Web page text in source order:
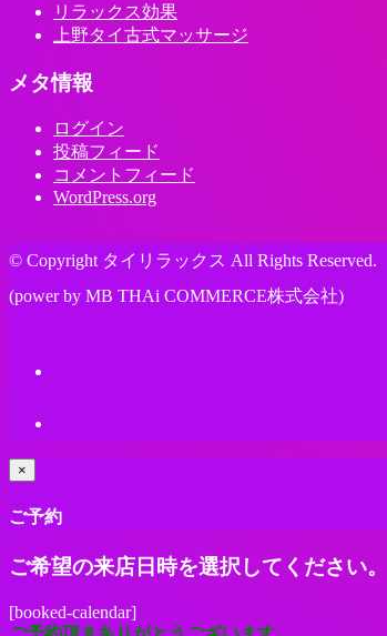
リラックス効果
上野タイ古式マッサージ
メタ情報
ログイン
投稿フィード
コメントフィード
WordPress.org
© Copyright タイリラックス All Rights Reserved.
(power by MB THAi COMMERCE株式会社)
×
ご予約
ご希望の来店日時を選択してください。
[booked-calendar]